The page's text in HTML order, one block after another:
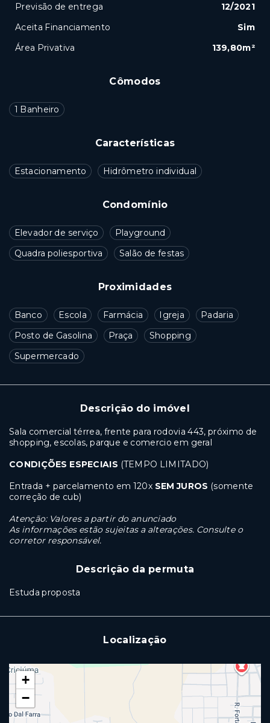
Cômodos
1 Banheiro
Características
Estacionamento Hidrômetro individual
Condomínio
Elevador de serviço
Playground
Quadra poliesportiva
Salão de festas
Proximidades
Banco Escola Farmácia Igreja
Padaria
Posto de Gasolina
Praça
Shopping
Supermercado
Descrição do imóvel
Sala comercial térrea, frente para rodovia 443, próximo de
shopping, escolas, parque e comercio em geral
CONDIÇÕES ESPECIAIS (TEMPO LIMITADO)
Entrada + parcelamento em 120x SEM JUROS (somente
correção de cub)
Atenção: Valores a partir do anunciado
As informações estão sujeitas a alterações. Consulte o
corretor responsável.
Descrição da permuta
Estuda proposta
Localização
+
−
Previsão de entrega
12/2021
Aceita Financiamento
Sim
Área Privativa
139,80m²